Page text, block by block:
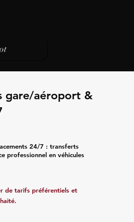
gare/aéroport &
24/7 : transferts
professionnel en véhicules
de tarifs préférentiels et